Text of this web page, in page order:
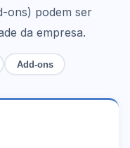
ons) podem ser
da empresa.
Add-ons